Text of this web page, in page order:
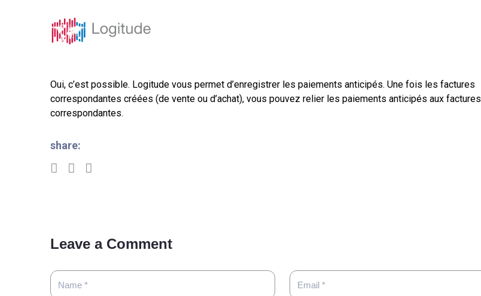
Oui, c’est possible. Logitude vous permet d’enregistrer les paiements anticipés. Une fois les factures
correspondantes créées (de vente ou d’achat), vous pouvez relier les paiements anticipés aux factures
correspondantes.
share:
Leave a Comment